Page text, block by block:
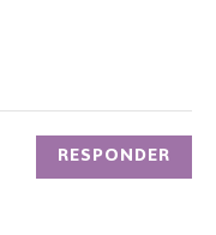
RESPONDER